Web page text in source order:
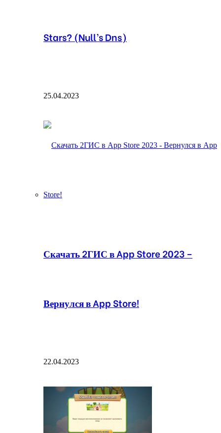
Stars? (Null’s Dns)
25.04.2023
Скачать 2ГИС в App Store 2023 –
Вернулся в App Store!
22.04.2023